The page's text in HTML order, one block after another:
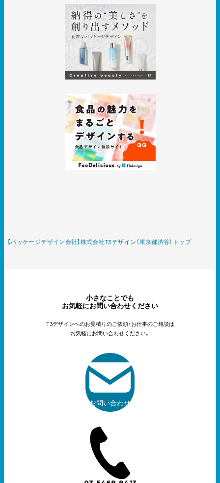
【パッケージデザイン会社】株式会社T3デザイン（東京都渋谷）トップ
小さなことでも
お気軽にお問い合わせください
T3デザインへのお見積りのご依頼・お仕事のご相談は
お気軽にお問い合わせください。
お問い合わせ